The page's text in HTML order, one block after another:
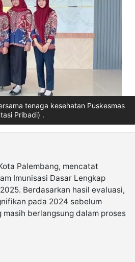
tenaga kesehatan Puskesmas
Pribadi) .
Palembang, mencatat
Imunisasi Dasar Lengkap
Berdasarkan hasil evaluasi,
pada 2024 sebelum
berlangsung dalam proses